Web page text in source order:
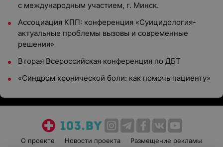
с международным участием, г. Минск.
Ассоциация КПП: конференция «Суицидология-
актуальные проблемы вызовы и современные
решения»
Вторая Всероссийская конференция по ДБТ
«Синдром хронической боли: как помочь пациенту»
О проекте Новости проекта Размещение рекламы